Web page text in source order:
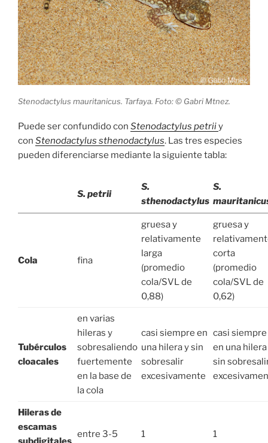
Stenodactylus mauritanicus. Tarfaya. Foto: © Gabri Mtnez.
Puede ser confundido con Stenodactylus petriiy
con Stenodactylus sthenodactylus. Las tres especies
pueden diferenciarse mediante la siguiente tabla:
S. petrii
S.
sthenodactylus
S.
Cola fina
gruesa y
relativamente
larga
(promedio
cola/SVL de
0,88)
gruesa y
corta
(promedio
cola/SVL de
0,62)
Tubérculos
cloacales
en varias
hileras y
sobresaliendo
fuertemente
en la base de
la cola
casi siempre en
una hilera y sin
sobresalir
excesivamente
casi siempre
en una hilera
sin
Hileras de
escamas
entre 3-5 1 1